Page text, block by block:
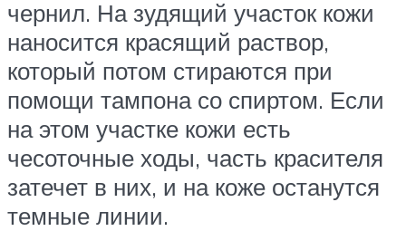
чернил. На зудящий участок кожи
наносится красящий раствор,
который потом стираются при
помощи тампона со спиртом. Если
на этом участке кожи есть
чесоточные ходы, часть красителя
затечет в них, и на коже останутся
темные линии.